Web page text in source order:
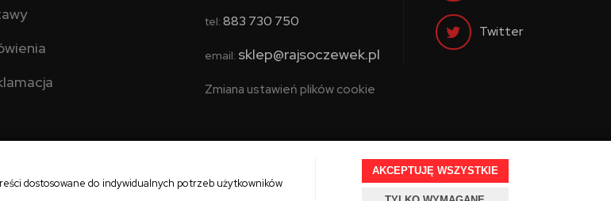
dostosowane do indywidualnych potrzeb użytkowników
AKCEPTUJĘ WSZYSTKIE
tel: 883 730 750
email: sklep@rajsoczewek.pl
Zmiana ustawień plików cookie
Twitter